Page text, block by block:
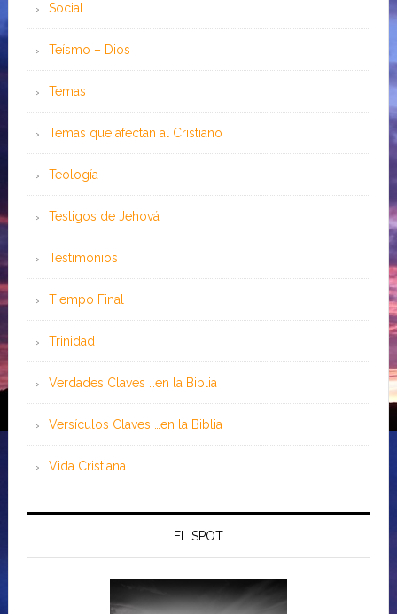
Social
Teísmo – Dios
Temas
Temas que afectan al Cristiano
Teología
Testigos de Jehová
Testimonios
Tiempo Final
Trinidad
Verdades Claves …en la Biblia
Versículos Claves …en la Biblia
Vida Cristiana
EL SPOT